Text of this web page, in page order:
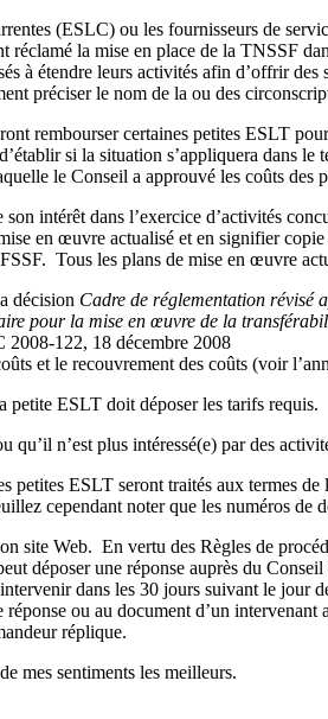
(ESLC) ou les fournisseurs de
réclamé la mise en place de la TNSSF
à étendre leurs activités afin d’offrir
préciser le nom de la ou des
rembourser certaines petites ESLT
si la situation s’appliquera dans
le Conseil a approuvé les coûts des
intérêt dans l’exercice d’activités
en œuvre actualisé et en signifier
Tous les plans de mise en œuvre
décision Cadre de réglementation révisé
pour la mise en œuvre de la
2008-122, 18 décembre 2008
et le recouvrement des coûts (voir
ESLT doit déposer les tarifs requis.
n’est plus intéressé(e) par des
petites ESLT seront traités aux termes de
cependant noter que les numéros de
site Web. En vertu des Règles de
déposer une réponse auprès du
dans les 30 jours suivant le jour
ou au document d’un
réplique.
mes sentiments les meilleurs.